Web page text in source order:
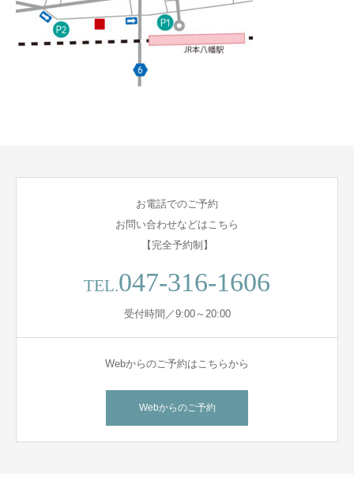
お電話でのご予約
お問い合わせなどはこちら
【完全予約制】
TEL.047-316-1606
受付時間／9:00～20:00
Webからのご予約はこちらから
Webからのご予約